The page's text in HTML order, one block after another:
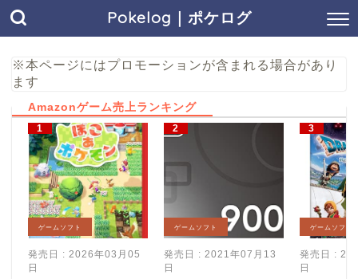
Pokelog｜ポケログ
※本ページにはプロモーションが含まれる場合があり
ます
Amazonゲーム売上ランキング
ゲームソフト
発売日 : 2026年03月05
日
ゲームソフト
発売日 : 2021年07月13
日
ゲームソフト
発売日 :
日